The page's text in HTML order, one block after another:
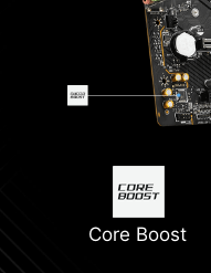
Core Boost